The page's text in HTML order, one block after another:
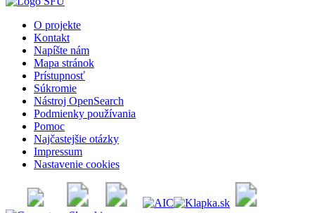
O projekte
Kontakt
Napíšte nám
Mapa stránok
Prístupnosť
Súkromie
Nástroj OpenSearch
Podmienky používania
Pomoc
Najčastejšie otázky
Impressum
Nastavenie cookies